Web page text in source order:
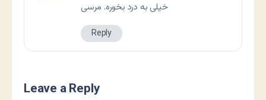
خیلی به درد بخوره. مرسی
Reply
Leave a Reply